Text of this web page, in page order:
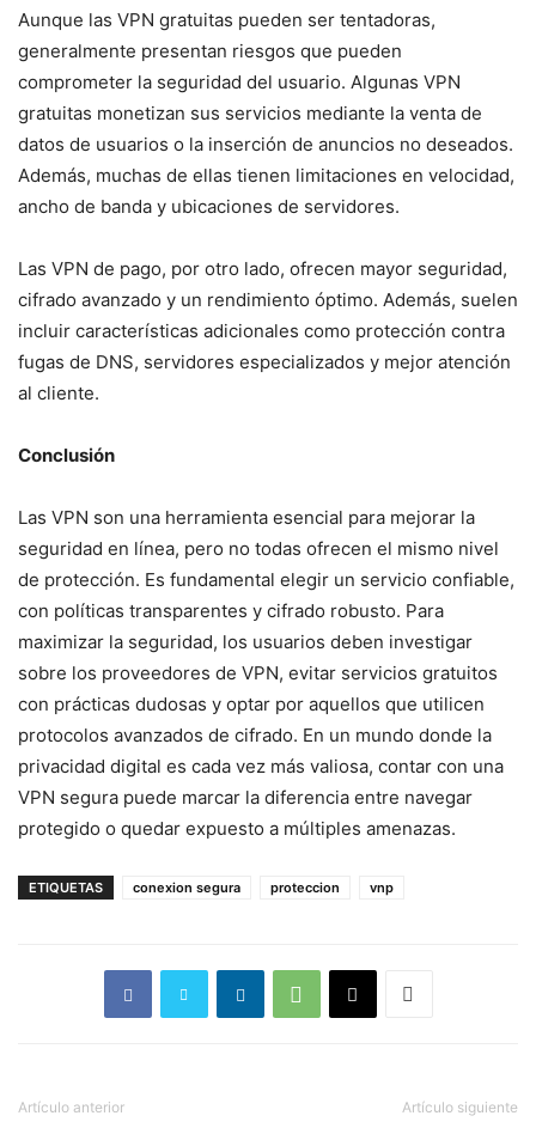
Aunque las VPN gratuitas pueden ser tentadoras,
generalmente presentan riesgos que pueden
comprometer la seguridad del usuario. Algunas VPN
gratuitas monetizan sus servicios mediante la venta de
datos de usuarios o la inserción de anuncios no deseados.
Además, muchas de ellas tienen limitaciones en velocidad,
ancho de banda y ubicaciones de servidores.
Las VPN de pago, por otro lado, ofrecen mayor seguridad,
cifrado avanzado y un rendimiento óptimo. Además, suelen
incluir características adicionales como protección contra
fugas de DNS, servidores especializados y mejor atención
al cliente.
Conclusión
Las VPN son una herramienta esencial para mejorar la
seguridad en línea, pero no todas ofrecen el mismo nivel
de protección. Es fundamental elegir un servicio confiable,
con políticas transparentes y cifrado robusto. Para
maximizar la seguridad, los usuarios deben investigar
sobre los proveedores de VPN, evitar servicios gratuitos
con prácticas dudosas y optar por aquellos que utilicen
protocolos avanzados de cifrado. En un mundo donde la
privacidad digital es cada vez más valiosa, contar con una
VPN segura puede marcar la diferencia entre navegar
protegido o quedar expuesto a múltiples amenazas.
ETIQUETAS conexion segura proteccion vnp
Artículo anterior Artículo siguiente